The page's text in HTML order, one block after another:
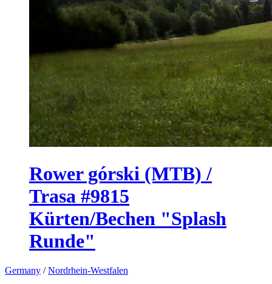
Rower górski (MTB) /
Trasa #9815
Kürten/Bechen "Splash
Runde"
Germany /Nordrhein-Westfalen